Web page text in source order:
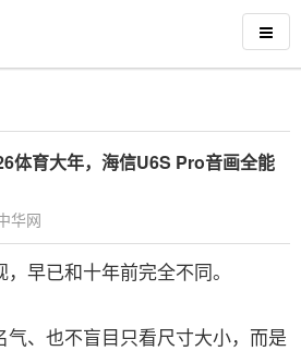
体育大年，海信U6S Pro音画全能
华网
早已和十年前完全不同。
、也不盲目只看尺寸大小，而是